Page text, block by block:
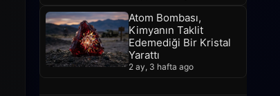
Atom Bombası,
Kimyanın Taklit
Edemediği Bir Kristal
Yarattı
2 ay, 3 hafta ago